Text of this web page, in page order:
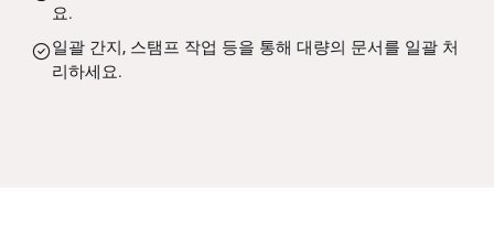
요.
일괄 간지, 스탬프 작업 등을 통해 대량의 문서를 일괄 처
리하세요.